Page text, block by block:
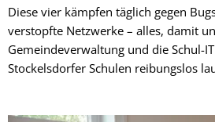
Diese vier kämpfen täglich gegen
verstopfte Netzwerke – alles, damit
Gemeindeverwaltung und die Schul-
Stockelsdorfer Schulen reibungslos